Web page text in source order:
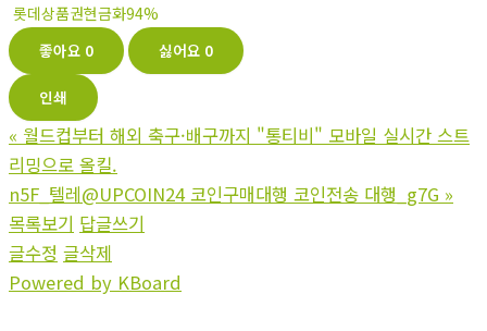
롯데상품권현금화94%
좋아요 0 싫어요 0
인쇄
« 월드컵부터 해외 축구·배구까지 "통티비" 모바일 실시간 스트
리밍으로 올킬.
n5F_텔레@UPCOIN24 코인구매대행 코인전송 대행_g7G »
목록보기 답글쓰기
글수정 글삭제
Powered by KBoard